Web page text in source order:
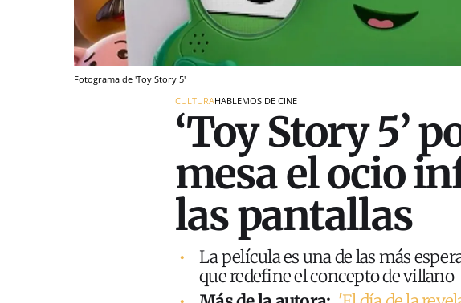
Fotograma de 'Toy Story 5'
CULTURAHABLEMOS DE CINE
‘Toy Story 5’
mesa el ocio
las pantallas
La película es una de las más
que redefine el concepto de villano